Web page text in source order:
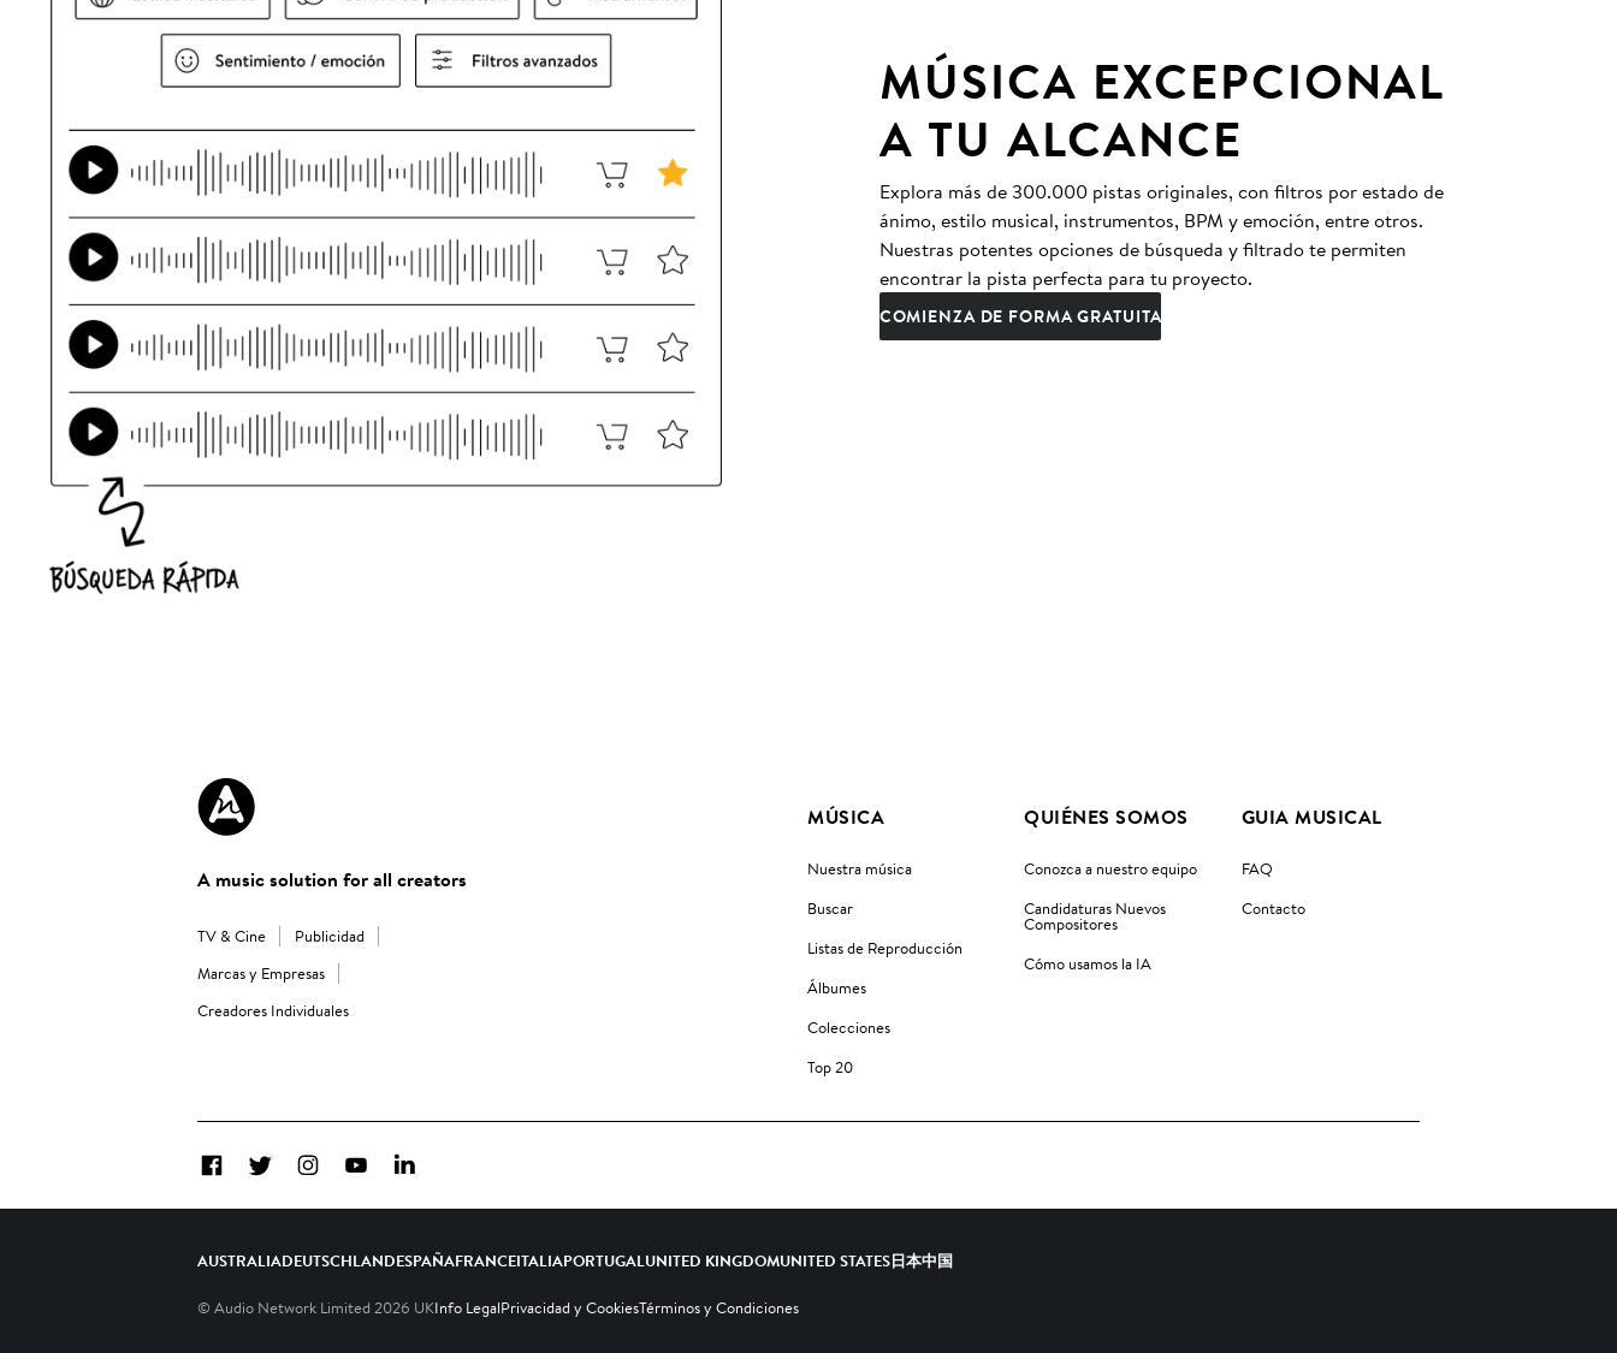
MÚSICA EXCEPCIONAL
A TU ALCANCE
Explora más de 300.000 pistas originales, con filtros por estado de
ánimo, estilo musical, instrumentos, BPM y emoción, entre otros.
Nuestras potentes opciones de búsqueda y filtrado te permiten
encontrar la pista perfecta para tu proyecto.
COMIENZA DE FORMA GRATUITA
A music solution for all creators
TV & Cine
Publicidad
Marcas y Empresas
Creadores Individuales
MÚSICA
Nuestra música
Buscar
Listas de Reproducción
Álbumes
Colecciones
Top 20
QUIÉNES SOMOS
Conozca a nuestro equipo
Candidaturas Nuevos
Compositores
Cómo usamos la IA
GUIA MUSICAL
FAQ
Contacto
FacebookTwitterInstagramYouTubeLinkedIn
AUSTRALIADEUTSCHLANDESPAÑAFRANCEITALIAPORTUGALUNITED KINGDOMUNITED STATES日本中国
© Audio Network Limited 2026 UKInfo LegalPrivacidad y CookiesTérminos y Condiciones